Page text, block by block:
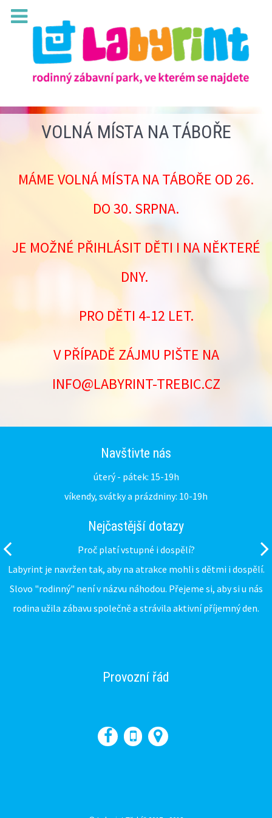
VOLNÁ MÍSTA NA TÁBOŘE
MÁME VOLNÁ MÍSTA NA TÁBOŘE OD 26.
DO 30. SRPNA.
JE MOŽNÉ PŘIHLÁSIT DĚTI I NA NĚKTERÉ
DNY.
PRO DĚTI 4-12 LET.
V PŘÍPADĚ ZÁJMU PIŠTE NA
INFO@LABYRINT-TREBIC.CZ
Navštivte nás
úterý - pátek: 15-19h
víkendy, svátky a prázdniny: 10-19h
Nejčastější dotazy
Proč platí vstupné i dospělí?
Labyrint je navržen tak, aby na atrakce mohli s dětmi i dospělí.
Slovo "rodinný" není v názvu náhodou. Přejeme si, aby si u nás
rodina užila zábavu společně a strávila aktivní příjemný den.
Provozní řád